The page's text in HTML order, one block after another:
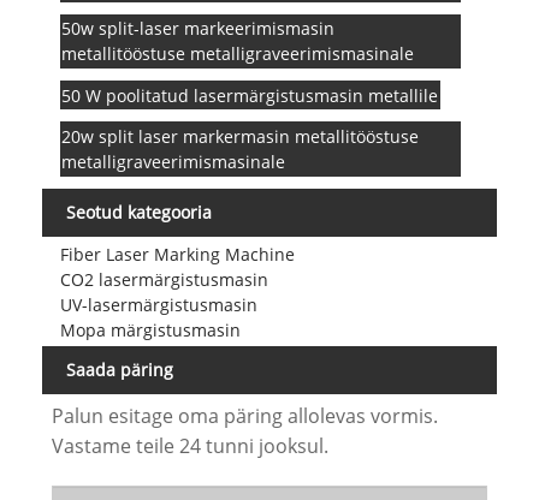
50w split-laser markeerimismasin
metallitööstuse metalligraveerimismasinale
50 W poolitatud lasermärgistusmasin metallile
20w split laser markermasin metallitööstuse
metalligraveerimismasinale
Seotud kategooria
Fiber Laser Marking Machine
CO2 lasermärgistusmasin
UV-lasermärgistusmasin
Mopa märgistusmasin
Saada päring
Palun esitage oma päring allolevas vormis.
Vastame teile 24 tunni jooksul.